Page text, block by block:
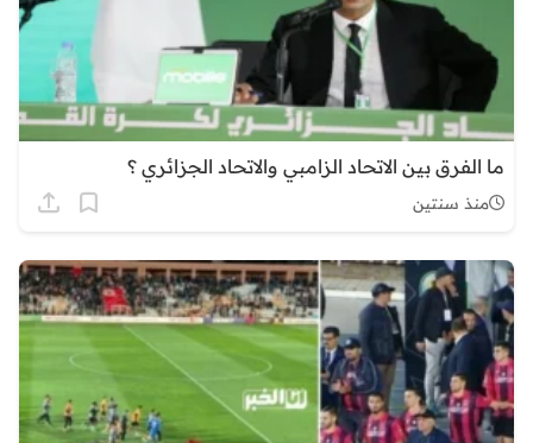
ما الفرق بين الاتحاد الزامبي والاتحاد الجزائري ؟
منذ سنتين